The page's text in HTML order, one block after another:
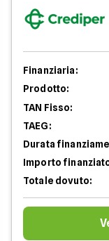
Finanziaria:
Prodotto:
TAN Fisso:
TAEG:
Durata
Importo
Totale dovuto: